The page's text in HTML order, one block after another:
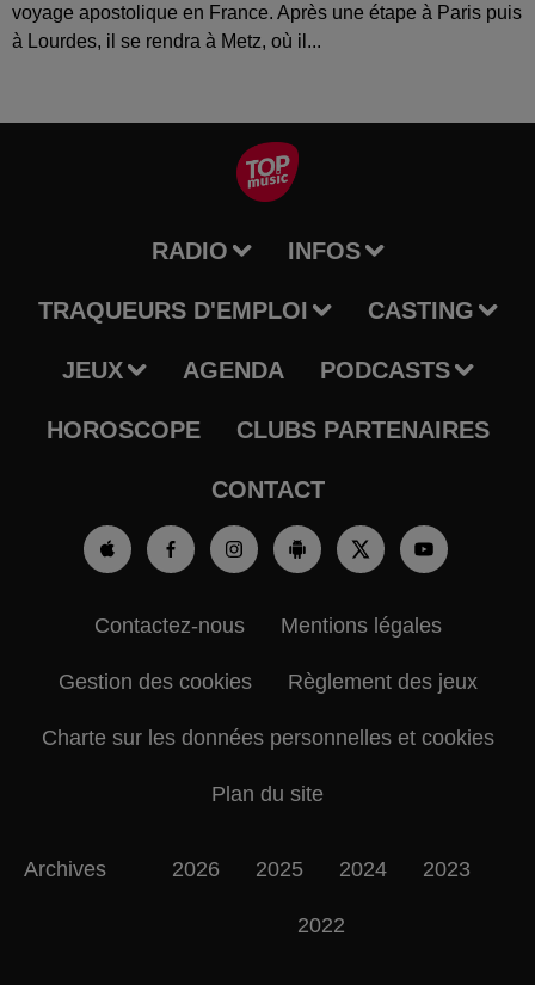
voyage apostolique en France. Après une étape à Paris puis
à Lourdes, il se rendra à Metz, où il...
RADIO INFOS
TRAQUEURS D'EMPLOI CASTING
JEUX AGENDA PODCASTS
HOROSCOPE CLUBS PARTENAIRES
CONTACT
Contactez-nous Mentions légales
Gestion des cookies Règlement des jeux
Charte sur les données personnelles et cookies
Plan du site
Archives 2026 2025 2024 2023
2022